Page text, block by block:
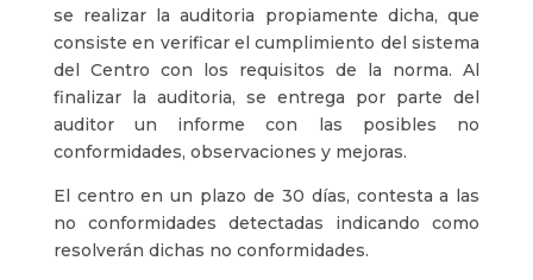
se realizar la auditoria propiamente dicha, que
consiste en verificar el cumplimiento del sistema
del Centro con los requisitos de la norma. Al
finalizar la auditoria, se entrega por parte del
auditor un informe con las posibles no
conformidades, observaciones y mejoras.
El centro en un plazo de 30 días, contesta a las
no conformidades detectadas indicando como
resolverán dichas no conformidades.